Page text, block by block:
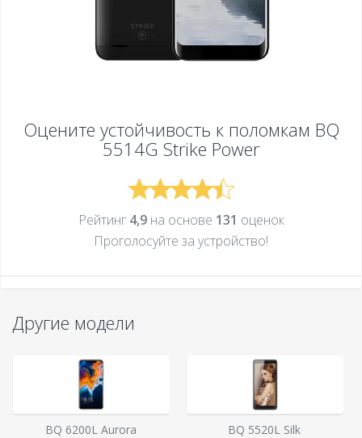
Оцените устойчивость к поломкам BQ
5514G Strike Power
Рейтинг 4,9на основе 131 оценок
Проголосуйте за устройcтво!
Другие модели
BQ 6200L Aurora BQ 5520L Silk